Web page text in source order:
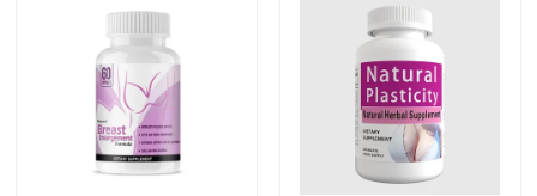
Путешествие фабрики
Проверка качества